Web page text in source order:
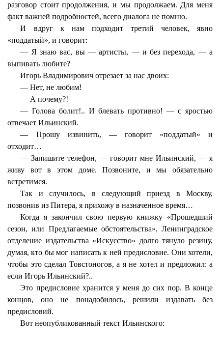
разговор стоит продолжения, и мы продолжаем. Для меня
факт важней подробностей, всего диалога не помню.
И вдруг к нам подходит третий человек, явно
«поддатый», и говорит:
— Я знаю вас, вы — артисты, — и без перехода, — а
выпивать любите?
Игорь Владимирович отрезает за нас двоих:
— Нет, не любим!
— А почему?!
— Голова болит!.. И блевать противно! — с яростью
отвечает Ильинский.
— Прошу извинить, — говорит «поддатый» и
отходит…
— Запишите телефон, — говорит мне Ильинский, — я
живу вот в этом доме. Позвоните, и мы обязательно
встретимся.
Так и случилось, в следующий приезд в Москву,
позвонив из Питера, я прихожу в назначенное время…
Когда я закончил свою первую книжку «Прошедший
сезон, или Предлагаемые обстоятельства», Ленинградское
отделение издательства «Искусство» долго тянуло резину,
думая, кто бы мог написать к ней предисловие. Они хотели,
чтобы это сделал Товстоногов, а я не хотел и предложил: а
если Игорь Ильинский?..
Это предисловие хранится у меня до сих пор. В конце
концов, оно не понадобилось, решили издавать без
предисловий.
Вот неопубликованный текст Ильинского: